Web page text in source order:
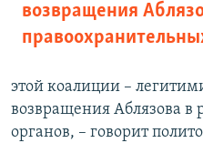
возвращения
этой коалиции –
возвращения Аблязова в
органов, – говорит